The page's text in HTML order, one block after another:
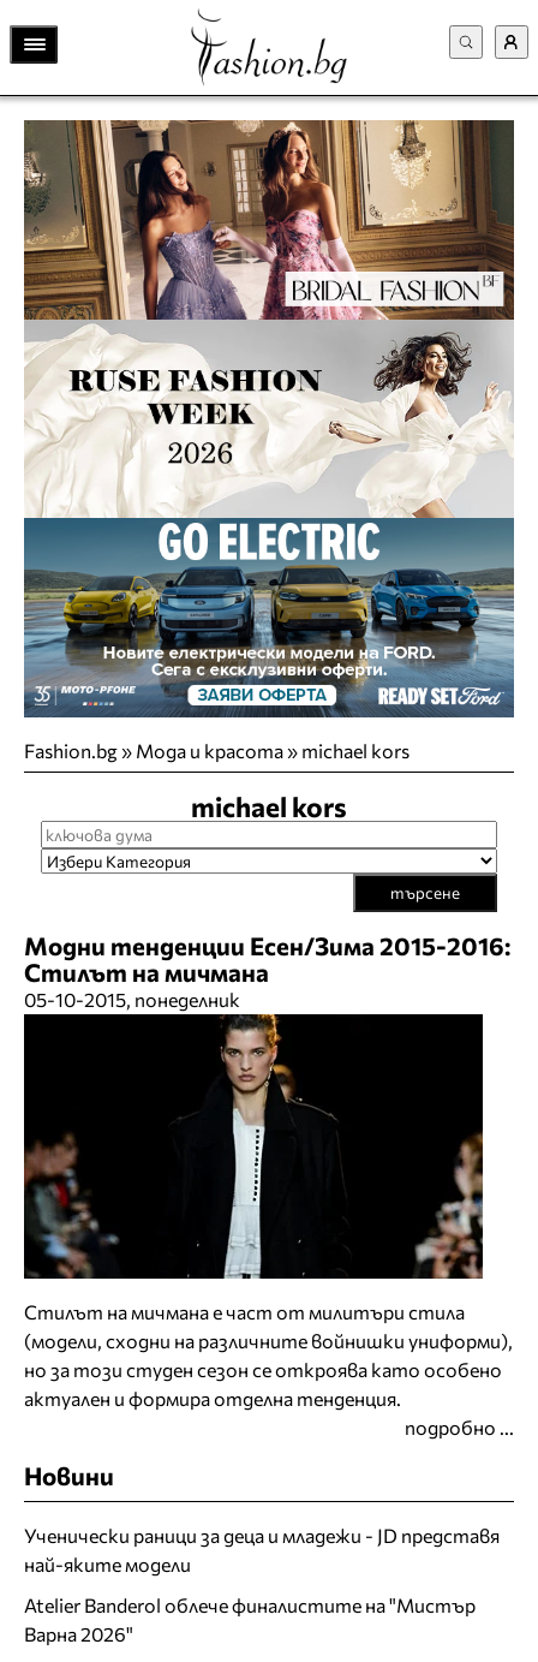
Fashion.bg» Мода и красота» michael kors
michael kors
търсене
Модни тенденции Есен/Зима 2015-2016:
Стилът на мичмана
05-10-2015, понеделник
Стилът на мичмана е част от милитъри стила
(модели, сходни на различните войнишки униформи),
но за този студен сезон се откроява като особено
актуален и формира отделна тенденция.
подробно ...
Новини
Ученически раници за деца и младежи - JD представя
най-яките модели
Atelier Banderol облече финалистите на "Мистър
Варна 2026"